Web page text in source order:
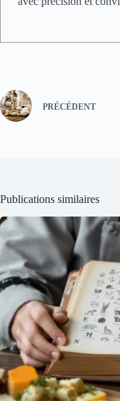
PRÉCÉDENT
Publications similaires